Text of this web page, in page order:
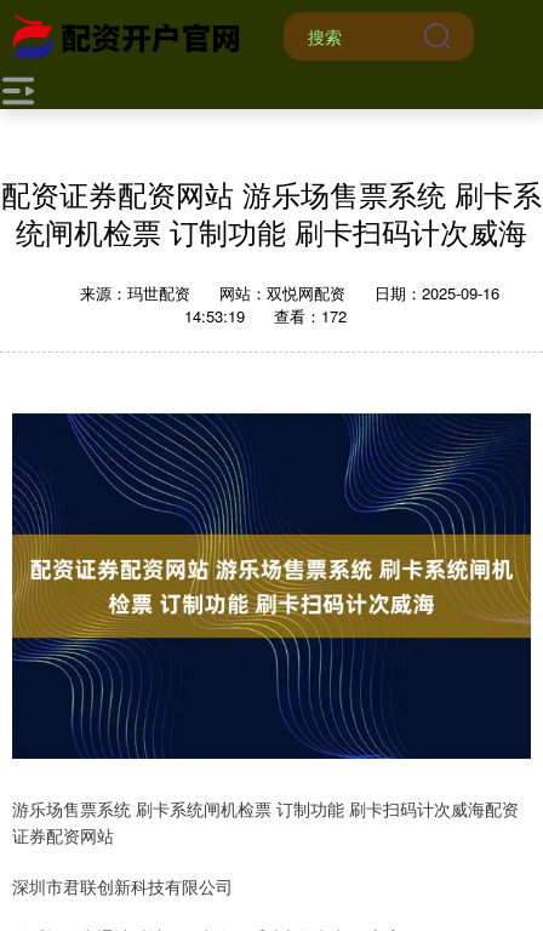
配资证券配资网站 游乐场售票系统 刷卡系
统闸机检票 订制功能 刷卡扫码计次威海
来源：玛世配资 网站：双悦网配资
日期：2025-09-16
14:53:19
查看：172
游乐场售票系统 刷卡系统闸机检票 订制功能 刷卡扫码计次威海配资
证券配资网站
深圳市君联创新科技有限公司